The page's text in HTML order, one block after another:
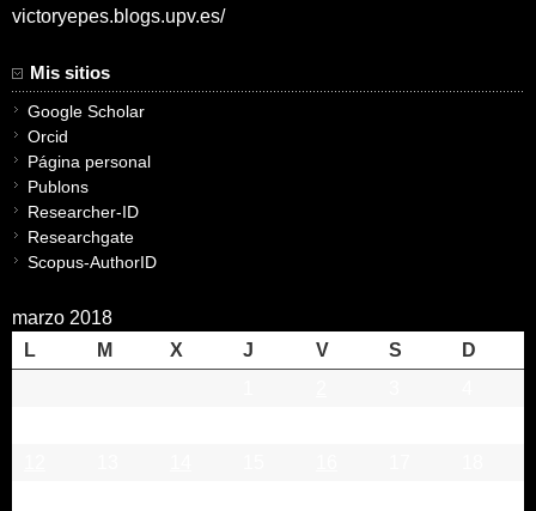
victoryepes.blogs.upv.es/
Mis sitios
Google Scholar
Orcid
Página personal
Publons
Researcher-ID
Researchgate
Scopus-AuthorID
marzo 2018
L
M X J V S
D